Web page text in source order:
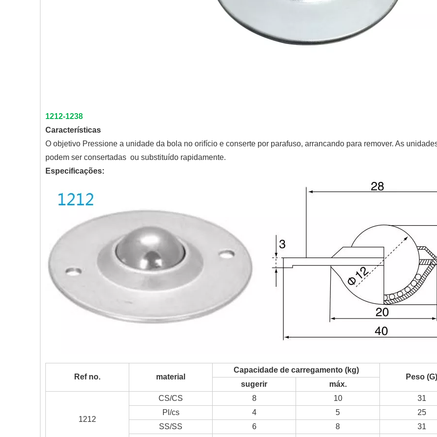
1212-1238
Características
O objetivo Pressione a unidade da bola no orifício e conserte por parafuso, arrancando para remover. As
podem ser consertadas ou substituído rapidamente.
Especificações:
Ref no. material
Capacidade de carregamento (kg)
Peso (G)
sugerir
máx.
1212
CS/CS 8 10
31
Pl/cs
4 5
25
SS/SS
6 8
31